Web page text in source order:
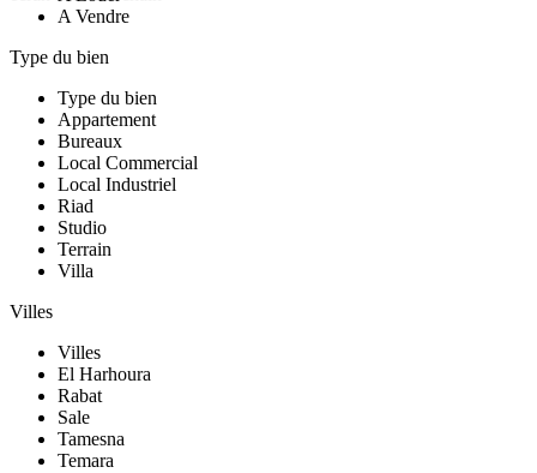
A Vendre
Type du bien
Type du bien
Appartement
Bureaux
Local Commercial
Local Industriel
Riad
Studio
Terrain
Villa
Villes
Villes
El Harhoura
Rabat
Sale
Tamesna
Temara